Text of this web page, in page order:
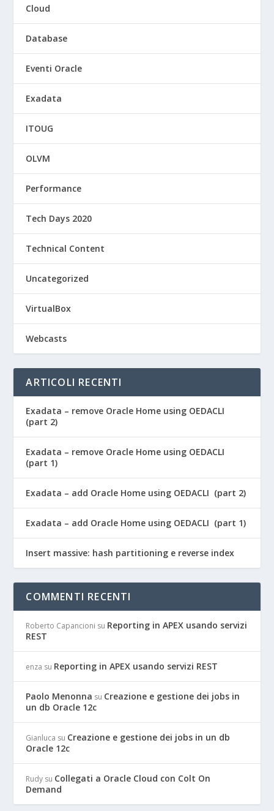
Cloud
Database
Eventi Oracle
Exadata
ITOUG
OLVM
Performance
Tech Days 2020
Technical Content
Uncategorized
VirtualBox
Webcasts
ARTICOLI RECENTI
Exadata – remove Oracle Home using OEDACLI
(part 2)
Exadata – remove Oracle Home using OEDACLI
(part 1)
Exadata – add Oracle Home using OEDACLI (part 2)
Exadata – add Oracle Home using OEDACLI (part 1)
Insert massive: hash partitioning e reverse index
COMMENTI RECENTI
Roberto Capancioni su Reporting in APEX usando servizi
REST
enza su Reporting in APEX usando servizi REST
Paolo Menonna su Creazione e gestione dei jobs in
un db Oracle 12c
Gianluca su Creazione e gestione dei jobs in un db
Oracle 12c
Rudy su Collegati a Oracle Cloud con Colt On
Demand